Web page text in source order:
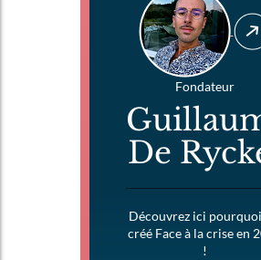
Fondateur
De
Découvrez ici pourquoi
créé Face à la crise en
!